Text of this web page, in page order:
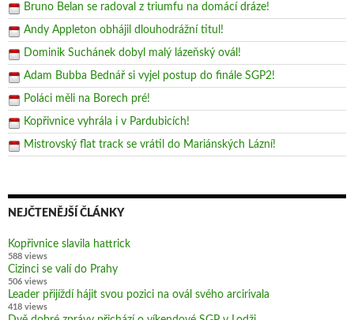
Bruno Belan se radoval z triumfu na domácí dráze!
Andy Appleton obhájil dlouhodrážní titul!
Dominik Suchánek dobyl malý lázeňský ovál!
Adam Bubba Bednář si vyjel postup do finále SGP2!
Poláci měli na Borech pré!
Kopřivnice vyhrála i v Pardubicích!
Mistrovský flat track se vrátil do Mariánských Lázní!
NEJČTENĚJŠÍ ČLÁNKY
Kopřivnice slavila hattrick
588 views
Cizinci se valí do Prahy
506 views
Leader přijíždí hájit svou pozici na ovál svého arcirivala
418 views